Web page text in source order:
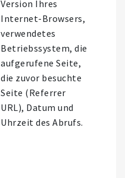
Version Ihres
Internet-Browsers,
verwendetes
Betriebssystem, die
aufgerufene Seite,
die zuvor besuchte
Seite (Referrer
URL), Datum und
Uhrzeit des Abrufs.